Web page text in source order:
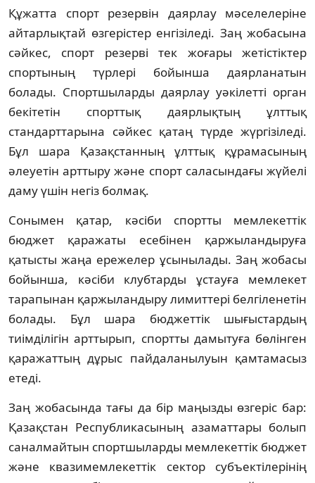
Құжатта спорт резервін даярлау мәселелеріне
айтарлықтай өзгерістер енгізіледі. Заң жобасына
сәйкес, спорт резерві тек жоғары жетістіктер
спортының түрлері бойынша даярланатын
болады. Спортшыларды даярлау уәкілетті орган
бекітетін спорттық даярлықтың ұлттық
стандарттарына сәйкес қатаң түрде жүргізіледі.
Бұл шара Қазақстанның ұлттық құрамасының
әлеуетін арттыру және спорт саласындағы жүйелі
даму үшін негіз болмақ.
Сонымен қатар, кәсіби спортты мемлекеттік
бюджет қаражаты есебінен қаржыландыруға
қатысты жаңа ережелер ұсынылады. Заң жобасы
бойынша, кәсіби клубтарды ұстауға мемлекет
тарапынан қаржыландыру лимиттері белгіленетін
болады. Бұл шара бюджеттік шығыстардың
тиімділігін арттырып, спортты дамытуға бөлінген
қаражаттың дұрыс пайдаланылуын қамтамасыз
етеді.
Заң жобасында тағы да бір маңызды өзгеріс бар:
Қазақстан Республикасының азаматтары болып
саналмайтын спортшыларды мемлекеттік бюджет
және квазимемлекеттік сектор субъектілерінің